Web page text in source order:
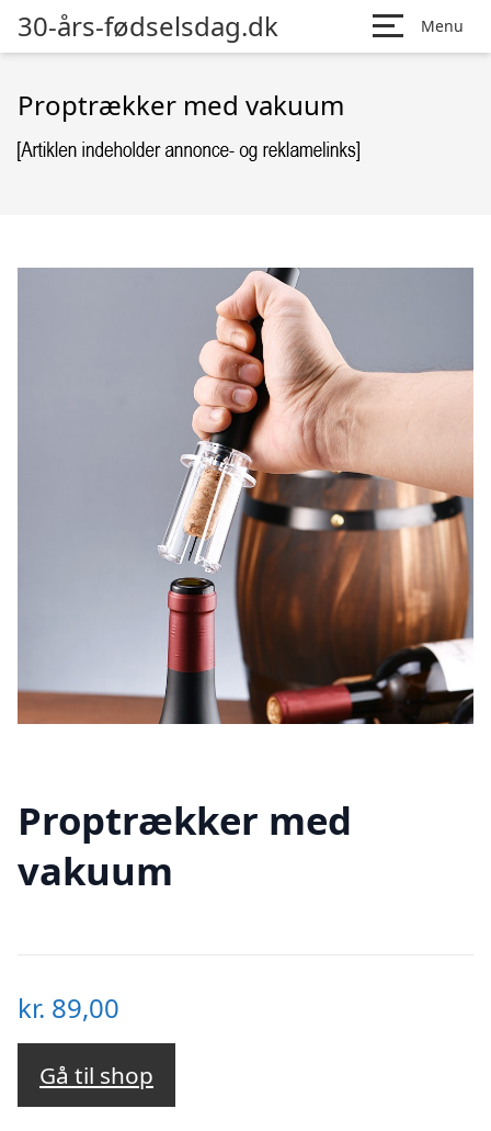
30-års-fødselsdag.dk Menu
Proptrækker med vakuum
Proptrækker med
vakuum
kr. 89,00
Gå til shop